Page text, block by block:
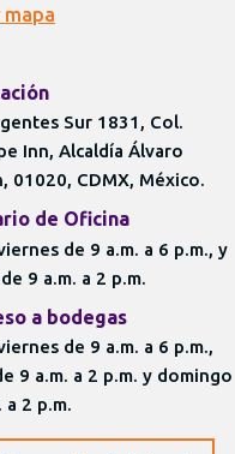
Sur 1831, Col.
Inn, Alcaldía Álvaro
01020, CDMX, México.
de Oficina
de 9 a.m. a 6 p.m., y
9 a.m. a 2 p.m.
a bodegas
de 9 a.m. a 6 p.m.,
9 a.m. a 2 p.m. y domingo
a 2 p.m.